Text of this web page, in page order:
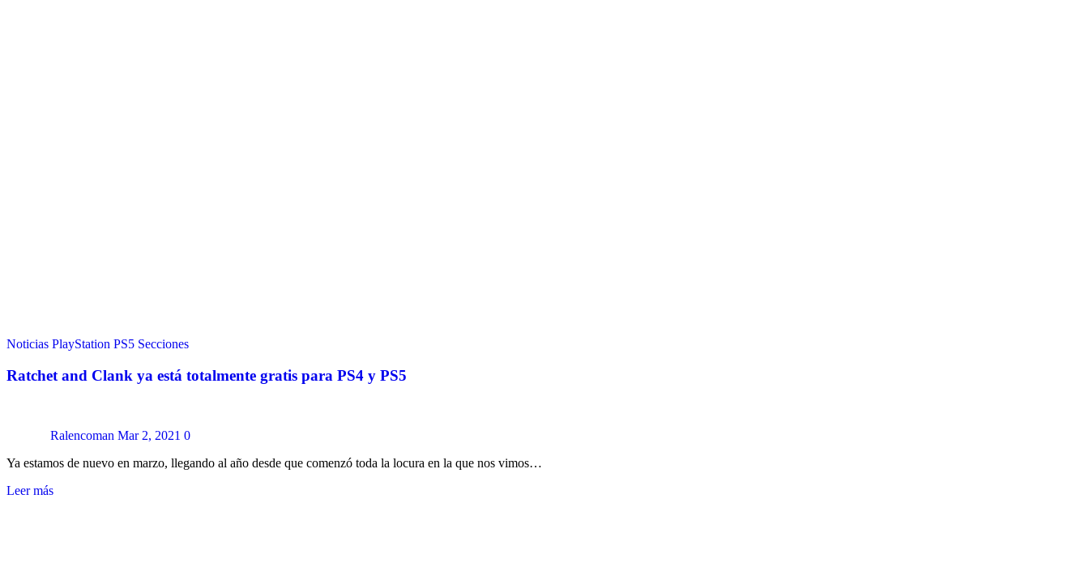
Noticias PlayStation PS5 Secciones
Ratchet and Clank ya está totalmente gratis para PS4 y PS5
Ralencoman Mar 2, 2021 0
Ya estamos de nuevo en marzo, llegando al año desde que comenzó toda la locura en la que nos vimos…
Leer más